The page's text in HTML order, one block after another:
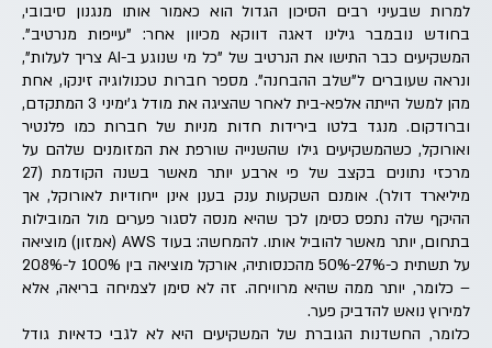
למרות שבעיני רבים הסיכון הגדול הוא כאמור אותו מנגנון סיבובי,
בחודש נובמבר גילינו דאגה דווקא מכיוון אחר: "עייפות מנרטיב".
המשקיעים כבר התישו את הנרטיב של "כל מי שנוגע ב-AI צריך לעלות",
ונראה שעוברים ל"שלב ההבחנה". מספר חברות טכנולוגיה זינקו, אחת
מהן למשל הייתה אלפא-בית לאחר שהציגה את מודל ג'ימיני 3 המתקדם,
וברודקום. מנגד בלטו בירידות חדות מניות של חברות כמו פלנטיר
ואורוקל, כשהמשקיעים גילו שהשנייה שורפת את המזומנים שלהם על
מרכזי נתונים בקצב של פי ארבע יותר מאשר בשנה הקודמת (27
מיליארד דולר). אומנם השקעות ענק בענן אינן ייחודיות לאורוקל, אך
ההיקף שלה נתפס כסימן לכך שהיא מנסה לסגור פערים מול המובילות
בתחום, יותר מאשר להוביל אותו. להמחשה: בעוד AWS (אמזון) מוציאה
על תשתית כ-27%-50% מהכנסותיה, אורקל מוציאה בין 100% ל-208%
– כלומר, יותר ממה שהיא מרוויחה. זה לא סימן לצמיחה בריאה, אלא
למירוץ נואש להדביק פער.
כלומר, החשדנות הגוברת של המשקיעים היא לא לגבי כדאיות גודל